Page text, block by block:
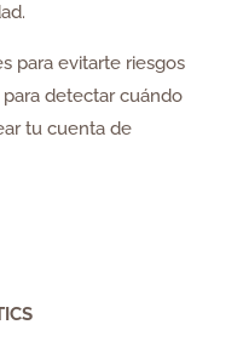
para evitarte riesgos
detectar cuándo
tu cuenta de